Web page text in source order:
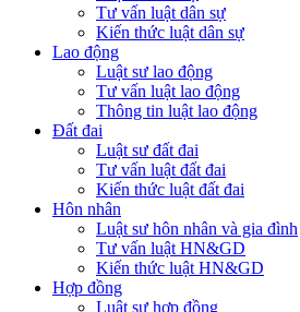
Tư vấn luật dân sự
Kiến thức luật dân sự
Lao động
Luật sư lao động
Tư vấn luật lao động
Thông tin luật lao động
Đất đai
Luật sư đất đai
Tư vấn luật đất đai
Kiến thức luật đất đai
Hôn nhân
Luật sư hôn nhân và gia đình
Tư vấn luật HN&GD
Kiến thức luật HN&GD
Hợp đồng
Luật sư hợp đồng